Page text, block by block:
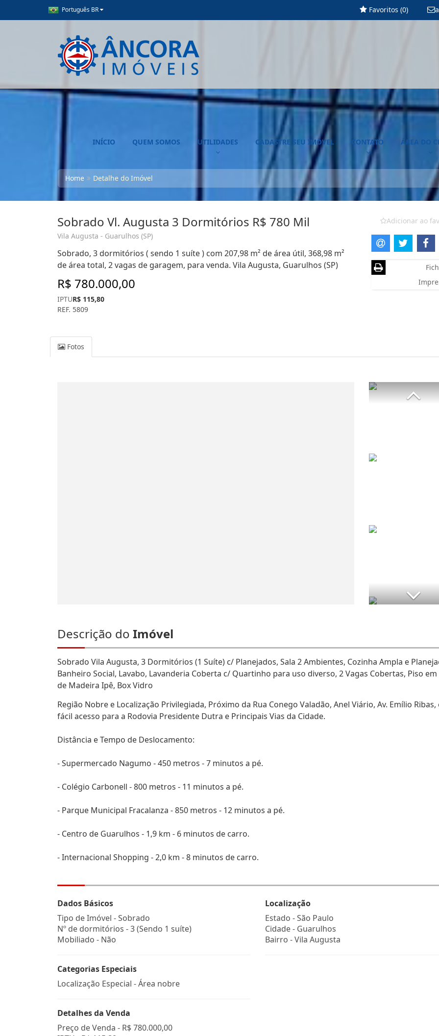
Português BR Favoritos (0)
INÍCIO QUEM SOMOS UTILIDADES CADASTRE SEU IMÓVEL CONTATO ÁREA DO
Home Detalhe do Imóvel
Sobrado Vl. Augusta 3 Dormitórios R$ 780 Mil
Vila Augusta - Guarulhos (SP)
Sobrado, 3 dormitórios ( sendo 1 suíte ) com 207,98 m² de área útil, 368,98 m²
de área total, 2 vagas de garagem, para venda. Vila Augusta, Guarulhos (SP)
R$ 780.000,00
IPTUR$ 115,80
REF. 5809
Adicionar ao
Fotos
Descrição do Imóvel
Sobrado Vila Augusta, 3 Dormitórios (1 Suíte) c/ Planejados, Sala 2 Ambientes, Cozinha Ampla e
Banheiro Social, Lavabo, Lavanderia Coberta c/ Quartinho para uso diverso, 2 Vagas Cobertas, Piso em
de Madeira Ipê, Box Vidro
Região Nobre e Localização Privilegiada, Próximo da Rua Conego Valadão, Anel Viário, Av. Emílio Ribas,
fácil acesso para a Rodovia Presidente Dutra e Principais Vias da Cidade.
Distância e Tempo de Deslocamento:
- Supermercado Nagumo - 450 metros - 7 minutos a pé.
- Colégio Carbonell - 800 metros - 11 minutos a pé.
- Parque Municipal Fracalanza - 850 metros - 12 minutos a pé.
- Centro de Guarulhos - 1,9 km - 6 minutos de carro.
- Internacional Shopping - 2,0 km - 8 minutos de carro.
Dados Básicos
Tipo de Imóvel - Sobrado
Nº de dormitórios - 3 (Sendo 1 suíte)
Mobiliado - Não
Categorias Especiais
Localização Especial - Área nobre
Detalhes da Venda
Preço de Venda - R$ 780.000,00
Localização
Estado -São Paulo
Cidade - Guarulhos
Bairro -Vila Augusta